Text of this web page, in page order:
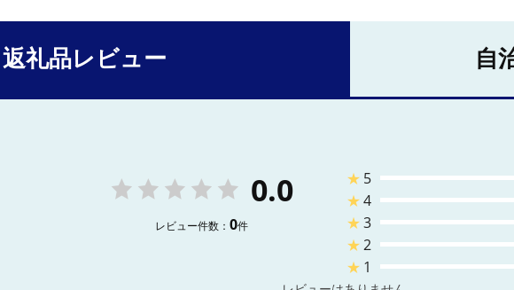
返礼品レビュー 自
0.0
レビュー件数： 0件
★ 5
★4
★3
★2
★ 1